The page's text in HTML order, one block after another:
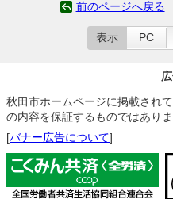
前のページへ戻る
表示 PC
秋田市ホームページに掲載され
の内容を保証するものではありま
[バナー広告について]